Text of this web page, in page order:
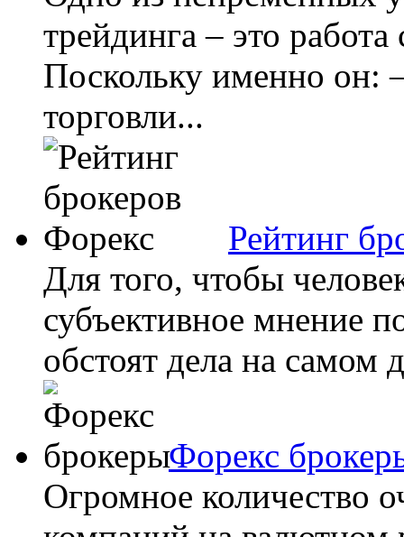
трейдинга – это
Поскольку именно он:
торговли...
Рейтинг
Для того, чтобы
субъективное мнение
обстоят дела на самом
Форекс
Огромное количество